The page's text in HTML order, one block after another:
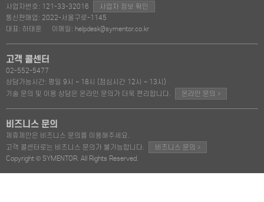
사업자번호: 121-33-32016
사업자 정보 확인
통신판매업: 2022-서울구로-1145
대표: 하태훈
이메일: helpdesk@symentor.co.kr
고객 콜센터
02-552-5477
상담가능시간: 평일 9시 ~ 18시 (점심시간 12시 ~ 13시)
기술 문의 및 이용 상담은 온라인 문의가 더욱 편리합니다.
온라인 문의 >
비즈니스 문의
제휴제안은 비즈니스 문의를 이용해주세요.
고객 콜센터로는 비즈니스 문의가 불가능합니다.
비즈니스 문의 >
Copyright © SYMENTOR. All Rights Reserved.